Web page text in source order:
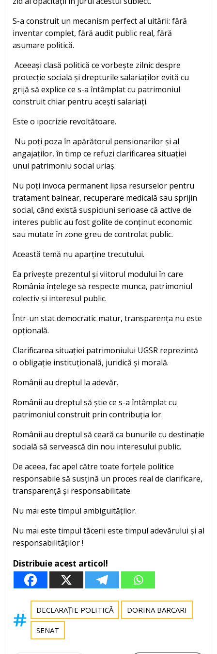
S-a construit un mecanism perfect al uitării: fără
inventar complet, fără audit public real, fără
asumare politică.
Aceeași clasă politică ce vorbește zilnic despre
protecție socială și drepturile salariaților evită cu
grijă să explice ce s-a întâmplat cu patrimoniul
construit chiar pentru acești salariați.
Este o ipocrizie revoltătoare.
Nu poți poza în apărătorul pensionarilor și al
angajaților, în timp ce refuzi clarificarea situației
unui patrimoniu social uriaș.
Nu poți invoca permanent lipsa resurselor pentru
tratament balnear, recuperare medicală sau sprijin
social, când există suspiciuni serioase că active de
interes public au fost golite de conținut economic
sau mutate în zone greu de controlat public.
Această temă nu aparține trecutului.
Ea privește prezentul și viitorul modului în care
România înțelege să respecte munca, patrimoniul
colectiv și interesul public.
Într-un stat democratic matur, transparența nu este
opțională.
Clarificarea situației patrimoniului UGSR reprezintă
o obligație instituțională, juridică și morală.
Românii au dreptul la adevăr.
Românii au dreptul să știe ce s-a întâmplat cu
patrimoniul construit prin contribuția lor.
Românii au dreptul să ceară ca bunurile cu destinație
socială să servească din nou interesului public.
De aceea, fac apel către toate forțele politice
responsabile să susțină un proces real de clarificare,
transparență și responsabilitate.
Nu mai este timpul ambiguităților.
Nu mai este timpul tăcerii este timpul adevărului și al
responsabilităților !
Distribuie acest articol!
DECLARAȚIE POLITICĂ DORINA BARCARI
SENAT